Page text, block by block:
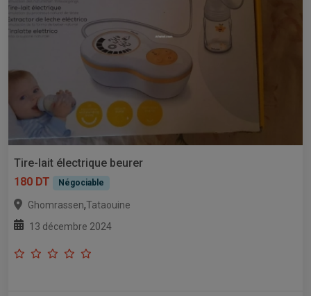
Tire-lait électrique beurer
180 DT
Négociable
Ghomrassen,Tataouine
13 décembre 2024